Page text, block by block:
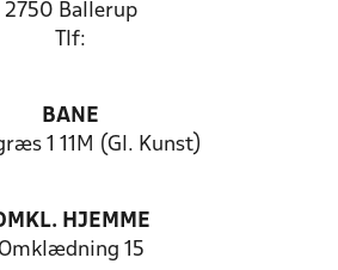
2750 Ballerup
Tlf:
BANE
1 11M (Gl. Kunst)
HJEMME
15